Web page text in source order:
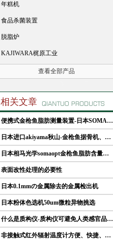
年糕机
食品杀菌装置
脱脂炉
KAJIWARA梶原工业
查看全部产品
相关文章
便携式金枪鱼脂肪测量装置-日本SOMA相马光学PiPiTORO
日本进口akiyama秋山-金枪鱼据骨机、修型机-鱼、冻肉克星
日本相马光学somaopt金枪鱼脂肪含量测量装置PiPiTORO
表面改性处理的必要性
日本0.1mmの金属除去的金属检出机
日本粉体色选机50um微粒异物挑选
什么是质构仪-质构仪可避免人类感官品评的局限性
非接触式红外辐射温度计方便、快捷、安全-KETT-Fluke 561J